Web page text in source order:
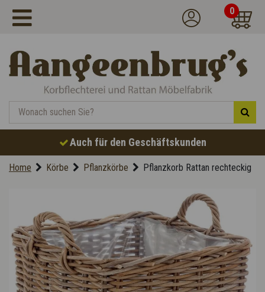
0
Auch für den Geschäftskunden
Home Körbe Pflanzkörbe Pflanzkorb Rattan rechteckig